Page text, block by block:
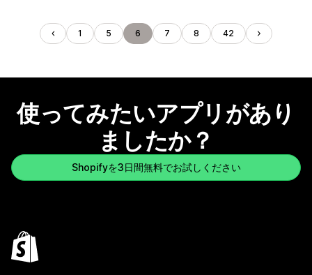
1 5 6 7 8 42
使ってみたいアプリがあり
ましたか？
Shopifyを3日間無料でお試しください